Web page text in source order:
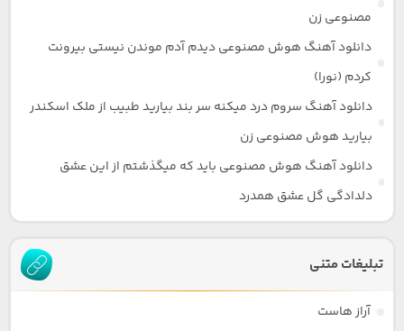
مصنوعی زن
دانلود آهنگ هوش مصنوعی دیدم آدم موندن نیستی بیرونت
کردم (نورا)
دانلود آهنگ سروم درد میکنه سر بند بیارید طبیب از ملک اسکندر
بیارید هوش مصنوعی زن
دانلود آهنگ هوش مصنوعی باید که میگذشتم از این عشق
دلدادگی گل عشق همدرد
تبلیغات متنی
آراز هاست